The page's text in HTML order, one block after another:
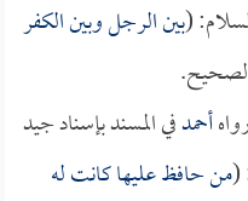
(بين الرجل وبين الكفر
أحمدفي المسند بإسناد جيد
(من حافظ عليها كانت له